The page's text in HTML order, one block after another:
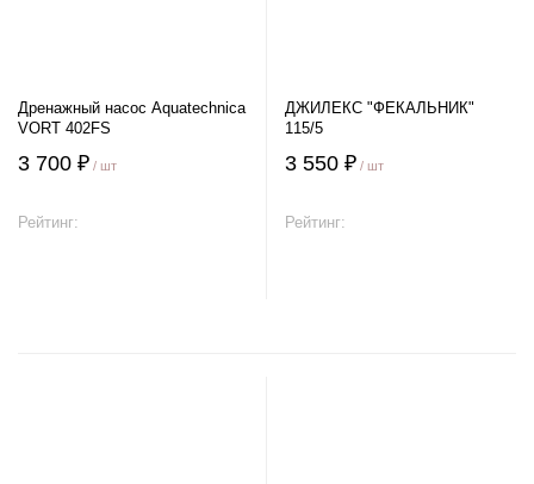
Дренажный насос Aquatechnica
VORT 402FS
3 700 ₽ / шт
Рейтинг:
ДЖИЛЕКС "ФЕКАЛЬНИК"
115/5
3 550 ₽ / шт
Рейтинг: